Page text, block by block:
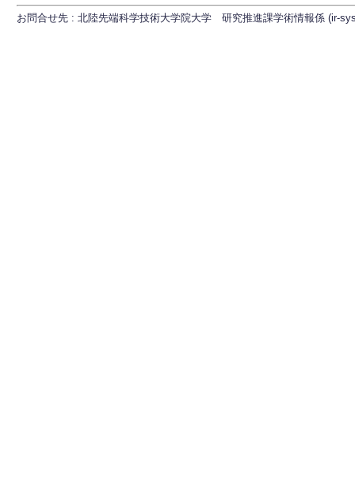
お問合せ先 : 北陸先端科学技術大学院大学 研究推進課学術情報係 (ir-